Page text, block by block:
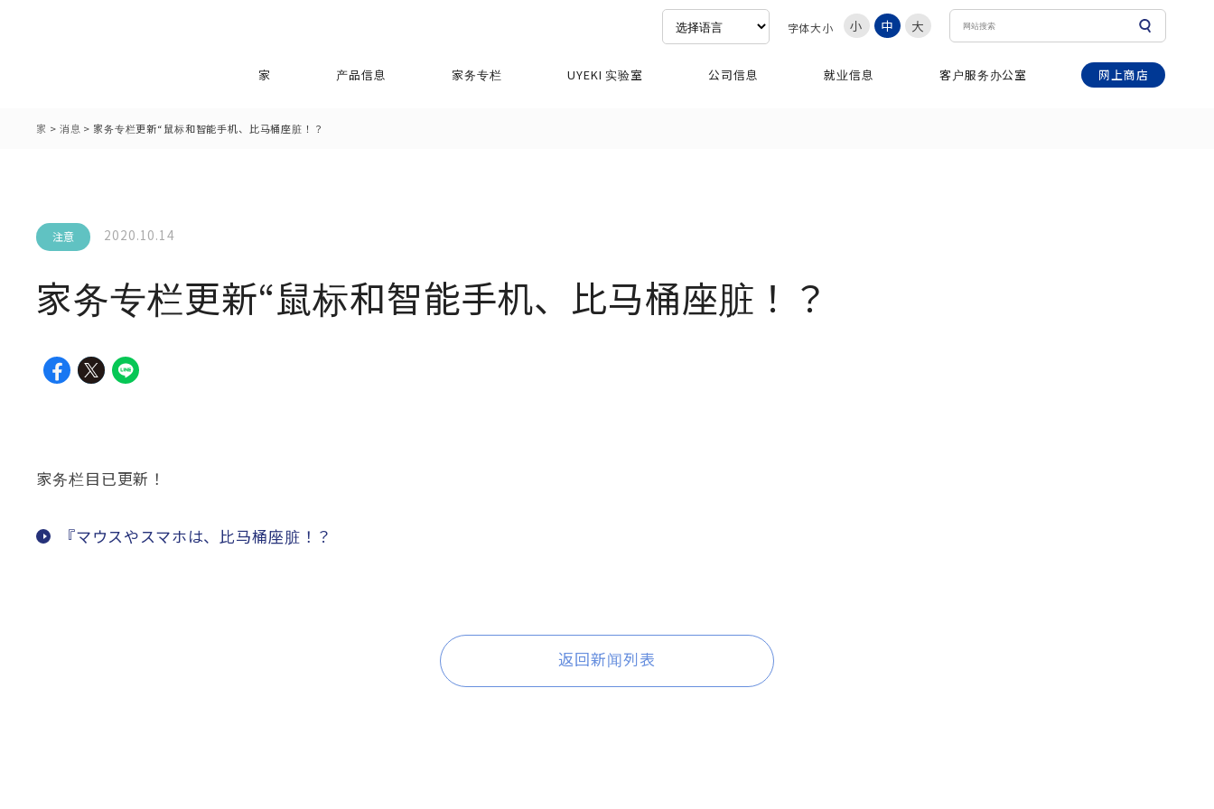
字体大小 小 中 大
家 产品信息 家务专栏 UYEKI 实验室 公司信息 就业信息 客户服务办公室 网上商店
家 > 消息 > 家务专栏更新“鼠标和智能手机、比马桶座脏！？
2020.10.14
注意
家务专栏更新“鼠标和智能手机、比马桶座脏！？
家务栏目已更新！
『マウスやスマホは、比马桶座脏！？
返回新闻列表